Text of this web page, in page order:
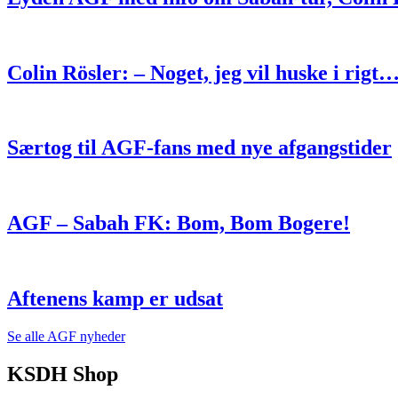
Colin Rösler: – Noget, jeg vil huske i
Særtog til AGF-fans med nye afgangstider
AGF – Sabah FK: Bom, Bom Bogere!
Aftenens kamp er udsat
Se alle AGF nyheder
KSDH Shop